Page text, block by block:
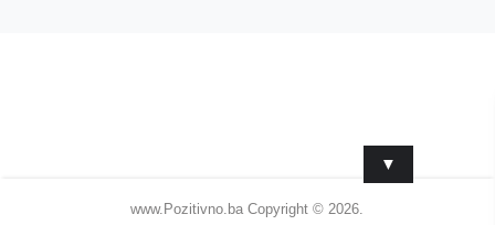
www.Pozitivno.ba Copyright © 2026.
▼